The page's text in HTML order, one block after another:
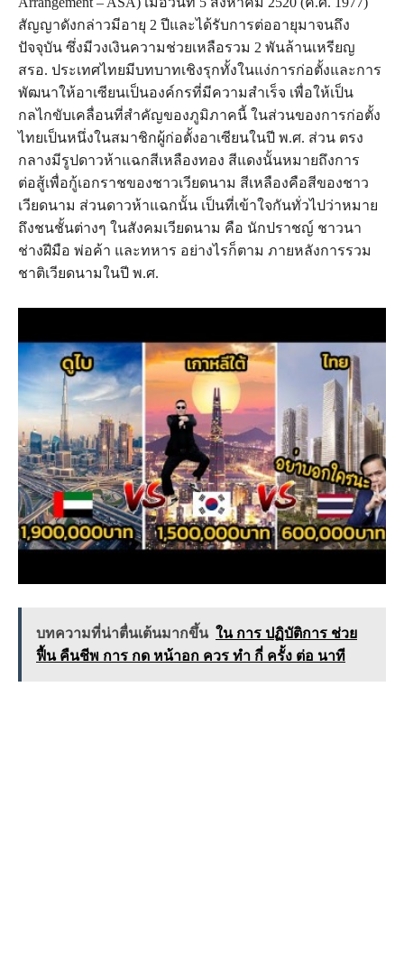
สัญญาดังกล่าวมีอายุ 2 ปีและได้รับการต่ออายุมาจนถึง
ปัจจุบัน ซึ่งมีวงเงินความช่วยเหลือรวม 2 พันล้านเหรียญ
สรอ. ประเทศไทยมีบทบาทเชิงรุกทั้งในแง่การก่อตั้งและการ
พัฒนาให้อาเซียนเป็นองค์กรที่มีความสำเร็จ เพื่อให้เป็น
กลไกขับเคลื่อนที่สำคัญของภูมิภาคนี้ ในส่วนของการก่อตั้ง
ไทยเป็นหนึ่งในสมาชิกผู้ก่อตั้งอาเซียนในปี พ.ศ. ส่วน ตรง
กลางมีรูปดาวห้าแฉกสีเหลืองทอง สีแดงนั้นหมายถึงการ
ต่อสู้เพื่อกู้เอกราชของชาวเวียดนาม สีเหลืองคือสีของชาว
เวียดนาม ส่วนดาวห้าแฉกนั้น เป็นที่เข้าใจกันทั่วไปว่าหมาย
ถึงชนชั้นต่างๆ ในสังคมเวียดนาม คือ นักปราชญ์ ชาวนา
ช่างฝีมือ พ่อค้า และทหาร อย่างไรก็ตาม ภายหลังการรวม
ชาติเวียดนามในปี พ.ศ.
บทความที่น่าตื่นเต้นมากขึ้น ใน การ ปฏิบัติการ ช่วย
ฟื้น คืนชีพ การ กด หน้าอก ควร ทำ กี่ ครั้ง ต่อ นาที